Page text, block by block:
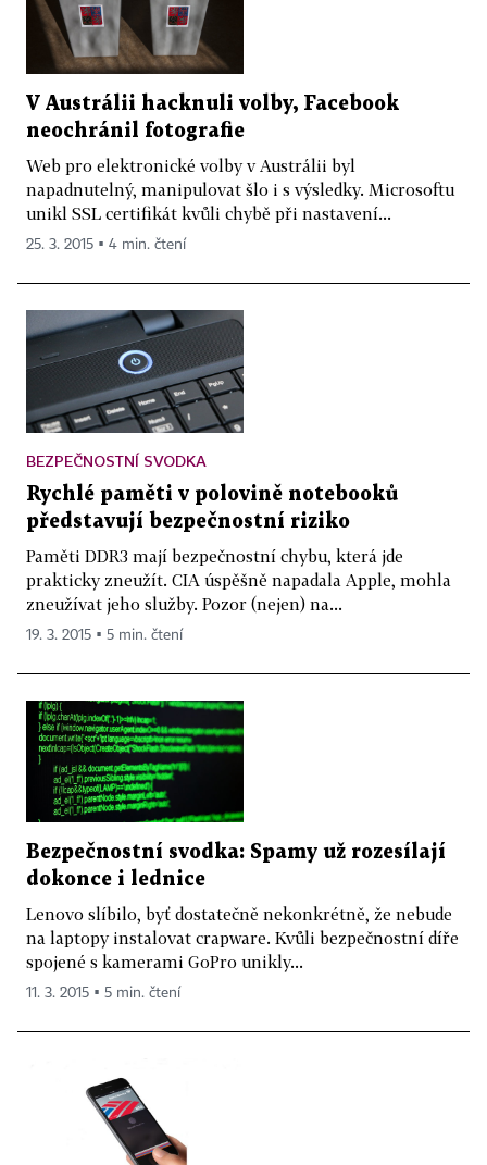
V Austrálii hacknuli volby, Facebook
neochránil fotografie
Web pro elektronické volby v Austrálii byl
napadnutelný, manipulovat šlo i s výsledky. Microsoftu
unikl SSL certifikát kvůli chybě při nastavení...
25. 3. 2015 ▪ 4 min. čtení
BEZPEČNOSTNÍ SVODKA
Rychlé paměti v polovině notebooků
představují bezpečnostní riziko
Paměti DDR3 mají bezpečnostní chybu, která jde
prakticky zneužít. CIA úspěšně napadala Apple, mohla
zneužívat jeho služby. Pozor (nejen) na...
19. 3. 2015 ▪ 5 min. čtení
Bezpečnostní svodka: Spamy už rozesílají
dokonce i lednice
Lenovo slíbilo, byť dostatečně nekonkrétně, že nebude
na laptopy instalovat crapware. Kvůli bezpečnostní díře
spojené s kamerami GoPro unikly...
11. 3. 2015 ▪ 5 min. čtení